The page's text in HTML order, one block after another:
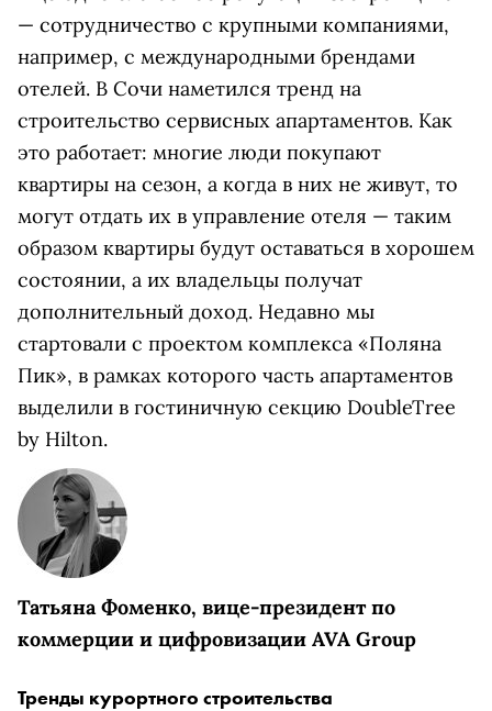
— сотрудничество с крупными компаниями,
например, с международными брендами
отелей. В Сочи наметился тренд на
строительство сервисных апартаментов. Как
это работает: многие люди покупают
квартиры на сезон, а когда в них не живут, то
могут отдать их в управление отеля — таким
образом квартиры будут оставаться в хорошем
состоянии, а их владельцы получат
дополнительный доход. Недавно мы
стартовали с проектом комплекса «Поляна
Пик», в рамках которого часть апартаментов
выделили в гостиничную секцию DoubleTree
by Hilton.
Татьяна Фоменко, вице-президент по
коммерции и цифровизации AVA Group
Тренды курортного строительства